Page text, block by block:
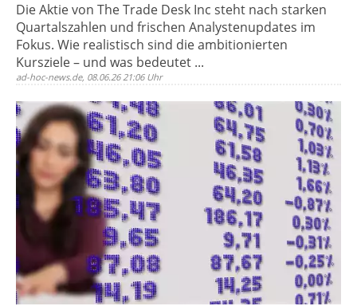
Die Aktie von The Trade Desk Inc steht nach starken
Quartalszahlen und frischen Analystenupdates im
Fokus. Wie realistisch sind die ambitionierten
Kursziele – und was bedeutet ...
ad-hoc-news.de, 08.06.26 21:06 Uhr